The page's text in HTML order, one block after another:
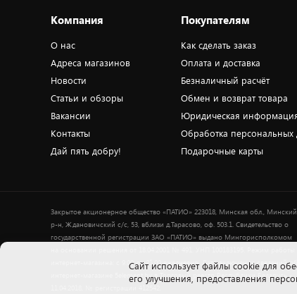
Компания
О нас
Адреса магазинов
Новости
Статьи и обзоры
Вакансии
Контакты
Дай пять добру!
Покупателям
Как сделать заказ
Оплата и доставка
Безналичный расчёт
Обмен и возврат товара
Юридическая
Обработка персональных
Подарочные карты
Закрытое акционерное общество «ПАТИО» 223018, Минская обл., Минский
р-н, Ждановичский с/с, 53, вблизи д.Тарасово, оф. 503.1. Свидетельство о
государственной регистрации ЗАО «ПАТИО» выдано Мингорисполкомом
интернет-магазина: с 9.00 до 21.00 ежедневно. Дата включения сведений об
интернет-магазине 5element.by в Торговый реестр Республики Беларусь -
Cайт использует файлы cookie для
его улучшения, предоставления